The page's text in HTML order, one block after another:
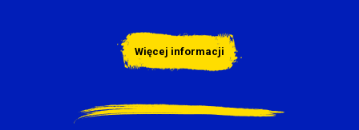
Więcej informacji